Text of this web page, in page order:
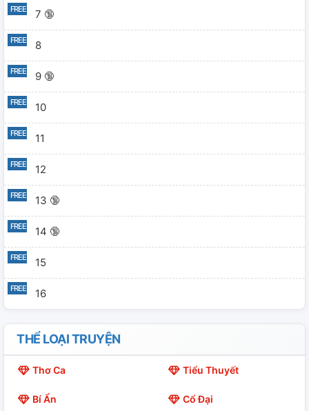
7 🔞
8
9 🔞
10
11
12
13 🔞
14 🔞
15
16
THỂ LOẠI TRUYỆN
Thơ Ca Tiểu Thuyết
Bí Ẩn Cổ Đại